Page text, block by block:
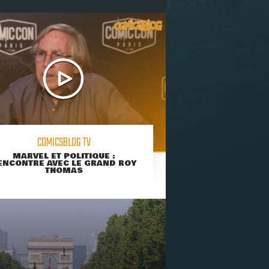
COMICSBLOG TV
MARVEL ET POLITIQUE :
AVEC LE GRAND ROY
THOMAS